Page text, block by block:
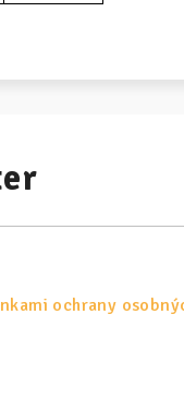
ochrany